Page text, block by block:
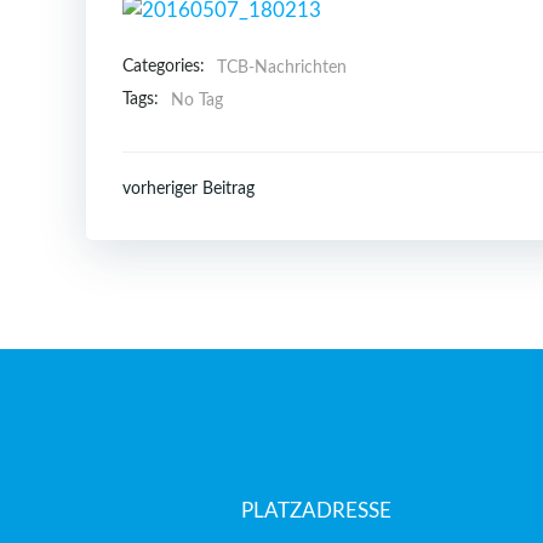
Categories:
TCB-Nachrichten
Tags:
No Tag
Post
navigation
vorheriger Beitrag
PLATZADRESSE